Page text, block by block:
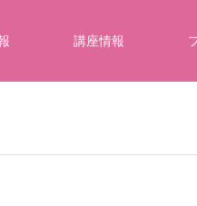
講座情報